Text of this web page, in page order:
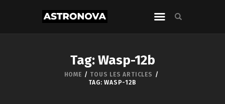
Tag: Wasp-12b
HOME
TOUS LES ARTICLES
TAG: WASP-12B